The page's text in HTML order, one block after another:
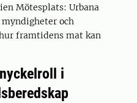
Mötesplats: Urbana
och
framtidens mat kan
i